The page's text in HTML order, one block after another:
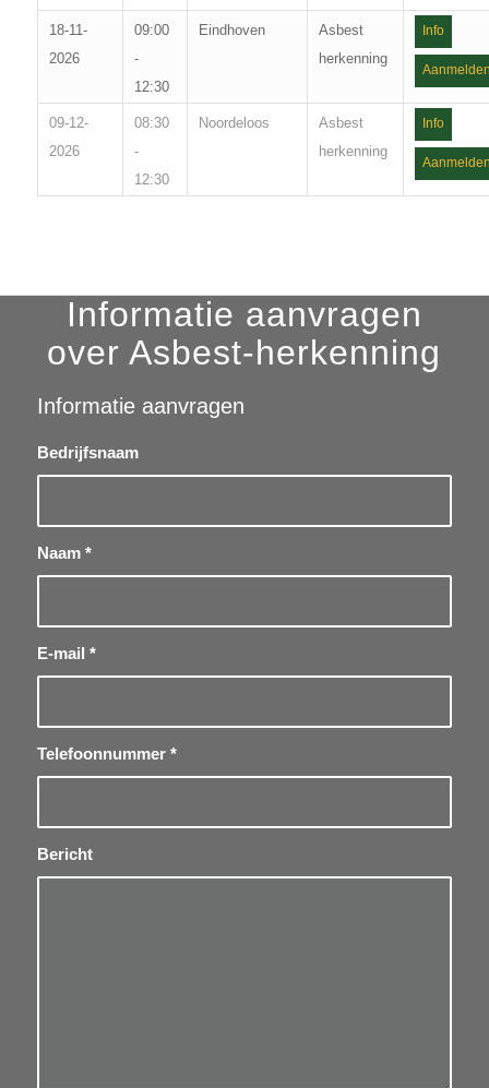
18-11-
2026
09:00
-
12:30
Eindhoven
Asbest
herkenning
Info
09-12-
2026
08:30
-
12:30
Noordeloos
Asbest
herkenning
Info
Informatie aanvragen
over Asbest-herkenning
Informatie aanvragen
Bedrijfsnaam
Naam *
E-mail *
Telefoonnummer *
Bericht